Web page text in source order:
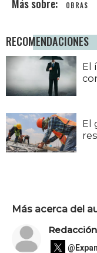
OBRAS
RECOMENDACIONES
El
El
Más acerca del